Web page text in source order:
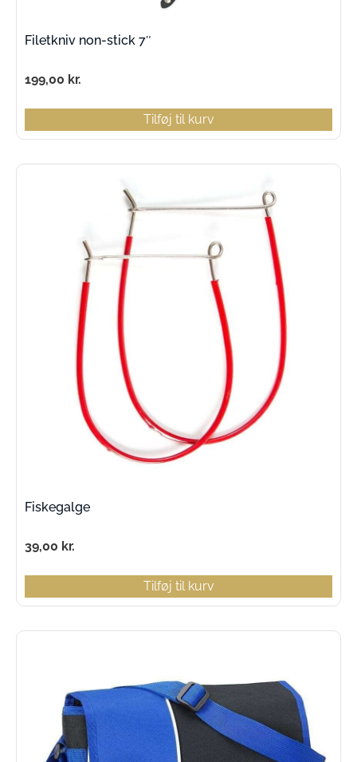
Filetkniv non-stick 7″
199,00 kr.
Tilføj til kurv
Fiskegalge
39,00 kr.
Tilføj til kurv